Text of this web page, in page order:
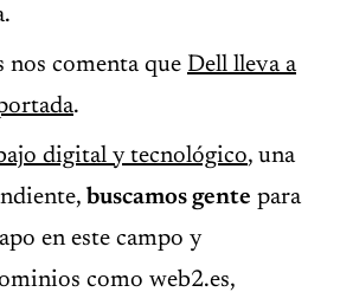
nos comenta que Dell lleva a
.
digital y tecnológico, una
buscamos gente para
en este campo y
como web2.es,